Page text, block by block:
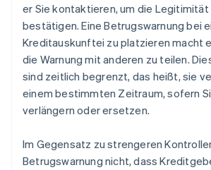
er Sie kontaktieren, um die
bestätigen. Eine Betrugswarnung bei
Kreditauskunftei zu platzieren macht
die Warnung mit anderen zu teilen.
sind zeitlich begrenzt, das heißt, sie
einem bestimmten Zeitraum, sofern
verlängern oder ersetzen.
Im Gegensatz zu strengeren
Betrugswarnung nicht, dass